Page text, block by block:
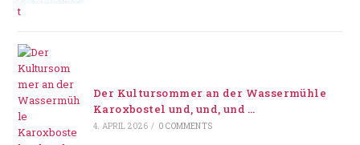
Der Kultursommer an der Wassermühle
Karoxbostel und, und, und …
4. APRIL 2026 / 0 COMMENTS